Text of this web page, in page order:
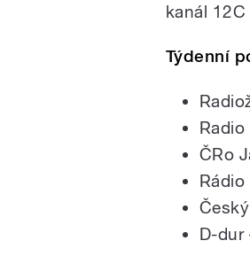
kanál
Týdenní
ČRo
D-dur